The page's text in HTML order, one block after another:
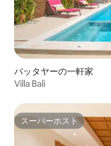
パッタヤーの一軒家
Villa Bali
スーパーホスト
スーパーホスト